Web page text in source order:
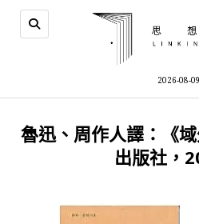
2026-08-09
魯迅、周作人譯：《
出版社，